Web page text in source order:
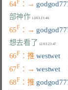
64F ：→
部神作
12/03 23:46
65F ：→
想去看了
66F ：推 westwet
67F ：→ westwet
68F ：推